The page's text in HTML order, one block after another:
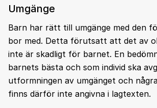
Umgänge
Barn har rätt till umgänge med den
bor med. Detta förutsatt att det av
inte är skadligt för barnet. En
barnets bästa och som individ ska
utformningen av umgänget och
finns därför inte angivna i lagtexten.